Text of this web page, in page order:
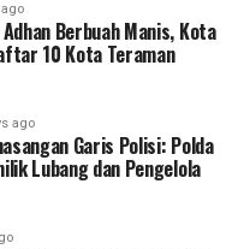
Berbuah Manis, Kota
10 Kota Teraman
ago
Garis Polisi: Polda
Lubang dan Pengelola